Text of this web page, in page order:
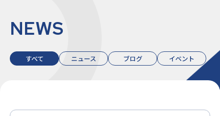
NEWS
すべて ニュース ブログ イベント